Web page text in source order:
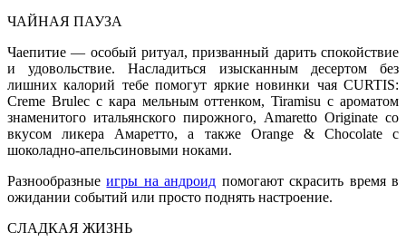
ЧАЙНАЯ ПАУЗА
Чаепитие — особый ритуал, призванный дарить спокойствие
и удовольствие. Насладиться изысканным десертом без
лишних калорий тебе помогут яркие новинки чая CURTIS:
Creme Brulec с кара мельным оттенком, Tiramisu с ароматом
знаменитого итальянского пирожного, Amaretto Originate со
вкусом ликера Амаретто, а также Orange & Chocolate с
шоколадно-апельсиновыми ноками.
Разнообразныеигры на андроид помогают скрасить время в
ожидании событий или просто поднять настроение.
СЛАДКАЯ ЖИЗНЬ